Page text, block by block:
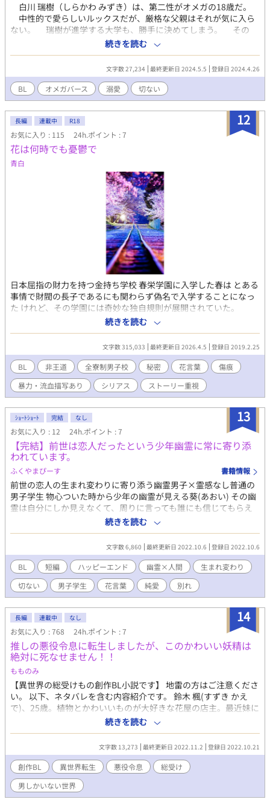
白川 瑞樹（しらかわ みずき）は、第二性がオメガの18歳だ。
中性的で愛らしいルックスだが、厳格な父親はそれが気に入ら
ない。 瑞樹が進学する大学も、勝手に決めてしまう。 その
上、心身を鍛えるために柔道部に入れ、などと言い出す始末だ。
父に怯える瑞樹は、従うしかなかった。 しかし、その部で彼
は性暴力を受けてしまう。 父に訴えても、隙があるオメガのお
前が悪い、と取り入ってくれない。 瑞樹は逃げるように、家族
で唯一の理解者の兄を頼って家を出た。 職を探している瑞樹
は、トルコギキョウが描かれた不思議な求人広告を見つける。
面接を受けに行った先は、時代を感じさせる古びた洋館だった。
執事・石丸に伴われて、瑞樹はこの屋敷の主である、叶 誠（か
のう まこと）に面接を受ける。 好条件の上に即採用となる瑞樹
だが、嬉しい反面この職場に謎を感じた。 なぜここは、こんな
に立派なお屋敷なのか。 植物園、と名刺にあるが、草ぼうぼう
の荒れ地なのはなぜか。 石丸のような使用人風の人間が、屋敷
内にちらほらいるのは、どうしてか。 そして誠は、その使用人
たちから『若様』と呼ばれているのだ。 執事の石丸は、孤独で
辛く苦しい境遇の若様に、手を差し伸べていただきたいと願って
きた。 最も謎めいているのが、その若様・誠だ。 背の高い、
筋肉質のアルファ男性。 少し長めの黒い前髪をかき上げる姿
が、やけにセクシーに見える。 切れ長の目からの眼差しに、射
られそうだ。 だが、自ら作業着を身につけて現場に出る実行力
がある。 理知的に見える彼が、笑うと意外に幼く見える。 そ
んな誠のアシスタントなった瑞樹は、やがてその謎を解き明かし
ていく。 それと同時に、深い恋にも落ちていく……。
続きを読む
文字数 27,234 最終更新日 2024.5.5 登録日 2024.4.26
BL オメガバース 溺愛 切ない
12
長編 連載中 R18
お気に入り : 115 24h.ポイント : 7
花は何時でも憂鬱で
青白
日本屈指の財力を持つ金持ち学校 春栄学園に入学した春は とある
事情で財閥の長子であるにも関わらず偽名で入学することになっ
た けれど、その学園には奇妙な独自規則が展開されていた。
______『力こそが、全てだ』＿＿＿＿＿と。 そして、春も様々な
思惑の中で その独自規則に巻き込まれていく そして知ることとな
る この学園の端々に感じる 『春田叶多』
の名と『オーロ世代』と呼ばれるその世代とは何なのか、を。
『オーロ世代』 の間違いのその犠牲の果てに、この
学園には “何か”が欠如してしまった生徒たちが多く蔓延って
いた。 【 ヒトは、変わらないことを願う。願い続ける。けれ
ど、それを壊さんとする悪魔が鬼が 現れたのならどうなるのだろ
うか＿＿＿＿待っているのは“安寧”かそれとも“崩壊”か 】 ※登
場人物は随時更新していくので お手数ですがご確認下さい ※生徒
会・風紀委員それぞれ出ますが 王道の様な王道ではない様な所が
多々あるのでご注意下さい ※関西弁使いますが 本場の人からすれ
ば違和感まんさいです けど、どうか温かい目で見てやってくださ
い ※年齢制限の表現は極力挟まない予定ですが。全くないとも言
い切れませんのでR指定させていただきます。
続きを読む
文字数 315,033 最終更新日 2026.4.5 登録日 2019.2.25
BL 非王道 全寮制男子校 秘密 花言葉
傷痕
暴力・流血描写あり
シリアス ストーリー重視
13
ｼｮｰﾄｼｮｰﾄ 完結 なし
お気に入り : 12 24h.ポイント : 7
【完結】前世は恋人だったという少年幽霊に常に寄り添
われています。
ふくやまぴーす 書籍情報
前世の恋人の生まれ変わりに寄り添う幽霊男子×霊感なし普通の
男子学生 物心ついた時から少年の幽霊が見える葵(あおい) その幽
霊は自分にしか見えなくて、周りに言っても誰にも信じてもらえ
ず、ただ今日までずっと一緒に過ごしてきた。 幽霊は事あるごと
に自分を好きだと、前世は恋人同士だったと言うが、そばにいれ
る期限は決まっていて…？ R描写はなし。
続きを読む
文字数 6,860 最終更新日 2022.10.6 登録日 2022.10.6
BL 短編 ハッピーエンド 幽霊×人間
生まれ変わり
切ない
男子学生 花言葉 純愛 別れ
14
長編 連載中 なし
お気に入り : 768 24h.ポイント : 7
推しの悪役令息に転生しましたが、このかわいい妖精は
絶対に死なせません！！
もものみ
【異世界の総受けもの創作BL小説です】 地雷の方はご注意くださ
い。 以下、ネタバレを含む内容紹介です。 鈴木 楓(すずき かえ
で)、25歳。植物とかわいいものが大好きな花屋の店主。最近妹に
薦められたBLゲーム『Baby's breath』の絵の綺麗さに、腐男子
でもないのにドはまりしてしまった。中でもあるキャラを推しは
じめてから、毎日がより楽しく、幸せに過ごしていた。そんなた
だの一般人だった楓は、ある日、店で火災に巻き込まれて命を落
としてしまい――――― ぱちりと目を開けると見知らぬ天井が広
がっていた。驚きながらも辺りを確認するとそばに鏡が。それを
覗きこんでみるとそこには―――――どこか見覚えのある、とい
うか見覚えしかない、銀髪に透き通った青い瞳の、妖精のように
続きを読む
文字数 13,273 最終更新日 2022.11.2 登録日 2022.10.21
創作BL 異世界転生 悪役令息
総受け
男しかいない世界